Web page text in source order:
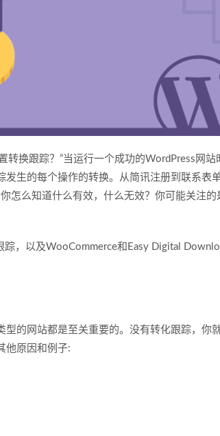
转换跟踪？”当运行一个成功的WordPress网站
生的每个操作的转换。从简讯注册到联系表单
怎么知道什么有效，什么无效？你可能关注的
，以及WooCommerce和Easy Digital
的网站都是至关重要的。没有转化跟踪，你
他原因和例子: